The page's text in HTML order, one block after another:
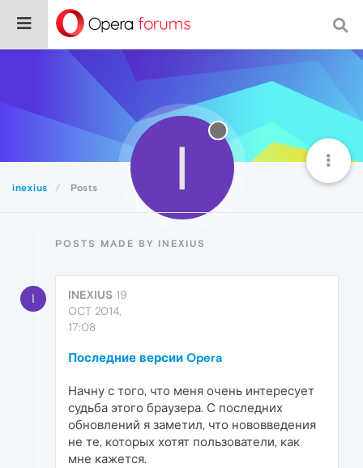
inexius Posts I
POSTS MADE BY INEXIUS
I INEXIUS 19
OCT 2014,
17:08
Последние версии Opera
Начну с того, что меня очень интересует
судьба этого браузера. С последних
обновлений я заметил, что нововведения
не те, которых хотят пользователи, как
мне кажется.